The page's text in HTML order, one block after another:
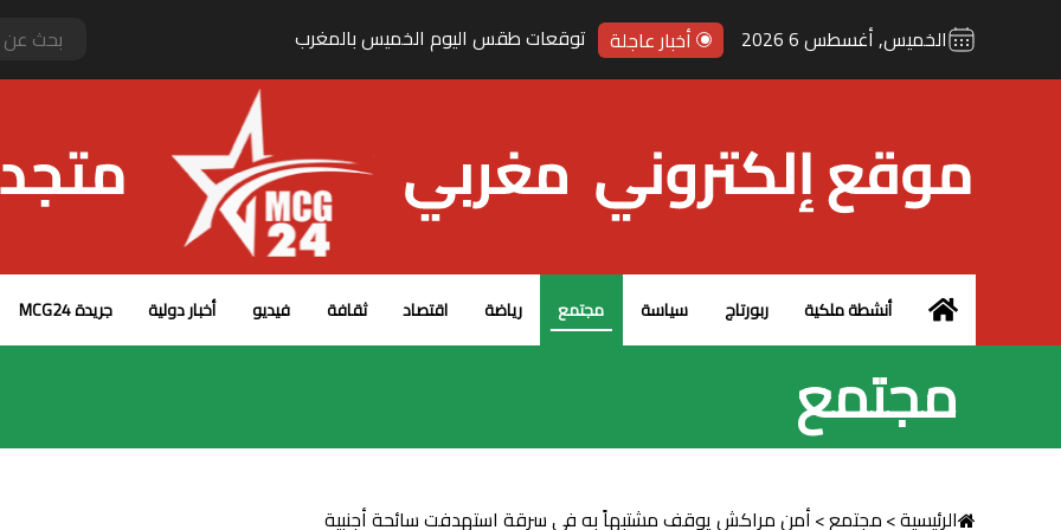
الخميس, أغسطس 6 2026 أخبار عاجلة الجزائر تصدم البوليساريو في مجلس السلم والأمن الإفريقي
الرئيسية – MCG24أنشطة ملكية ربورتاج سياسة مجتمع رياضة اقتصاد ثقافة فيديو أخبار دولية جريدة MCG24
مجتمع
الرئيسية>مجتمع>أمن مراكش يوقف مشتبهاً به في سرقة استهدفت سائحة أجنبية